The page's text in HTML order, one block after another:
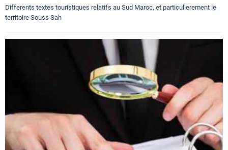
Differents textes touristiques relatifs au Sud Maroc, et particulierement le
territoire Souss Sah